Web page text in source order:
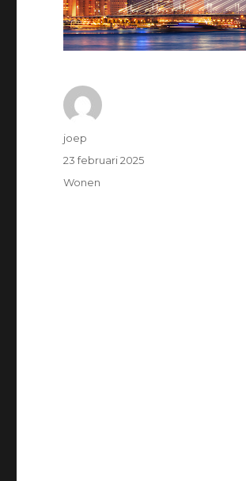
Auteur
joep
Geplaatst
23 februari 2025
Categorieën
Wonen